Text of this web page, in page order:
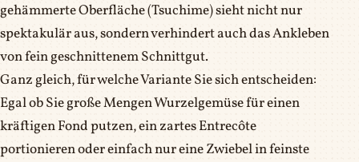
gehämmerte Oberfläche (Tsuchime) sieht nicht nur
spektakulär aus, sondern verhindert auch das Ankleben
von fein geschnittenem Schnittgut.
Ganz gleich, für welche Variante Sie sich entscheiden:
Egal ob Sie große Mengen Wurzelgemüse für einen
kräftigen Fond putzen, ein zartes Entrecôte
portionieren oder einfach nur eine Zwiebel in feinste